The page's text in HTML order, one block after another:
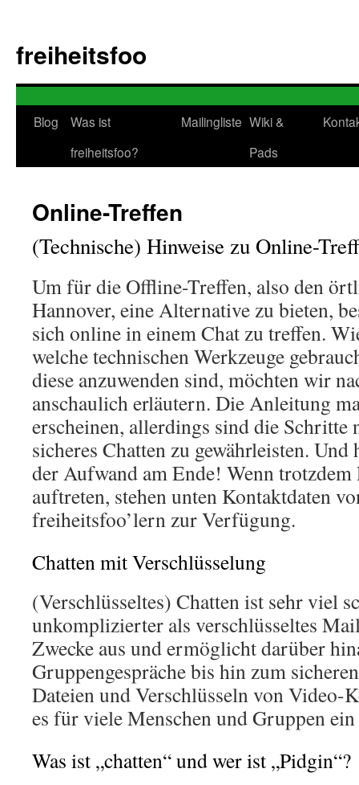
springen
freiheitsfoo
Blog
Was ist
freiheitsfoo?
Mailingliste Wiki &
Pads
Online-Treffen
(Technische) Hinweise zu Online-
Um für die Offline-Treffen, also den
Hannover, eine Alternative zu bieten,
sich online in einem Chat zu treffen.
welche technischen Werkzeuge
diese anzuwenden sind, möchten wir
anschaulich erläutern. Die Anleitung
erscheinen, allerdings sind die Schritte
sicheres Chatten zu gewährleisten.
der Aufwand am Ende! Wenn trotzdem
auftreten, stehen unten Kontaktdaten
freiheitsfoo’lern zur Verfügung.
Chatten mit Verschlüsselung
(Verschlüsseltes) Chatten ist sehr viel
unkomplizierter als verschlüsseltes
Zwecke aus und ermöglicht darüber
Gruppengespräche bis hin zum
Dateien und Verschlüsseln von Video-
es für viele Menschen und Gruppen
Was ist „chatten“ und wer ist „Pidgin“?